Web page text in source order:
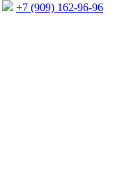
+7 (909) 162-96-96